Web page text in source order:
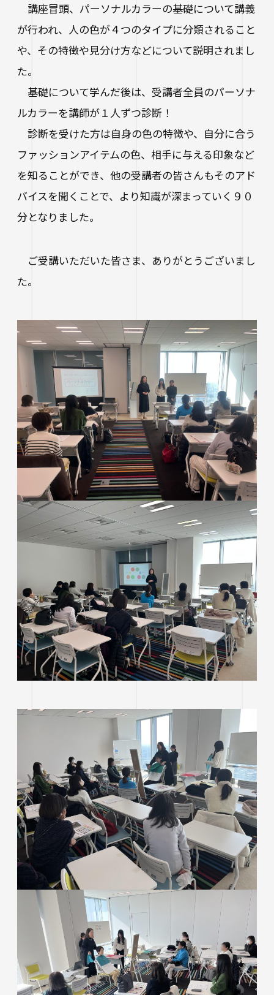
大学広報
報道関係／取材等のお問い合わせ
スクールバス
駐車場利用
学生寮
落とし物・忘れ物
学内で地震が発生したら
人事採用ご担当の方へ
地域連携・研究推進センター
自治体・企業・団体との連携協定一覧
みらい科学教育推進室
看護実践開発研究センター ～実施プログラム
知的・人的資源の公開（講師派遣）
生涯学習・公開講座
オープンカレッジ
公開シンポジウム
LINE Instagram YouTube X Facebook
講座冒頭、パーソナルカラーの基礎について講義
が行われ、人の色が４つのタイプに分類されること
や、その特徴や見分け方などについて説明されまし
た。
基礎について学んだ後は、受講者全員のパーソナ
ルカラーを講師が１人ずつ診断！
診断を受けた方は自身の色の特徴や、自分に合う
ファッションアイテムの色、相手に与える印象など
を知ることができ、他の受講者の皆さんもそのアド
バイスを聞くことで、より知識が深まっていく９０
分となりました。
ご受講いただいた皆さま、ありがとうございまし
た。